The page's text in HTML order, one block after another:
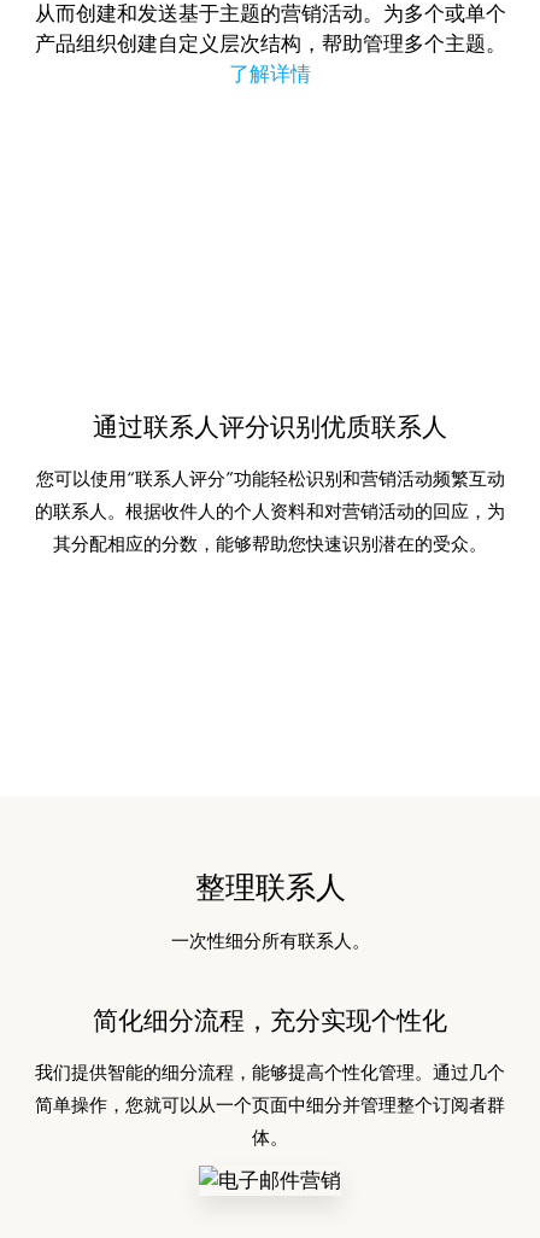
从而创建和发送基于主题的营销活动。为多个或单个
产品组织创建自定义层次结构，帮助管理多个主题。
了解详情
通过联系人评分识别优质联系人
您可以使用“联系人评分”功能轻松识别和营销活动频繁互动
的联系人。根据收件人的个人资料和对营销活动的回应，为
其分配相应的分数，能够帮助您快速识别潜在的受众。
整理联系人
一次性细分所有联系人。
简化细分流程，充分实现个性化
我们提供智能的细分流程，能够提高个性化管理。通过几个
简单操作，您就可以从一个页面中细分并管理整个订阅者群
体。